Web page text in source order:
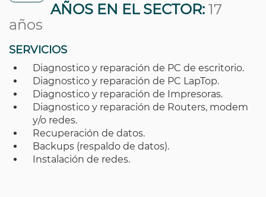
AÑOS EN EL SECTOR: 17
años
SERVICIOS
Diagnostico y reparación de PC de escritorio.
Diagnostico y reparación de PC LapTop.
Diagnostico y reparación de Impresoras.
Diagnostico y reparación de Routers, modem
y/o redes.
Recuperación de datos.
Backups (respaldo de datos).
Instalación de redes.